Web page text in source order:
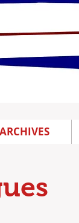
ARCHIVES